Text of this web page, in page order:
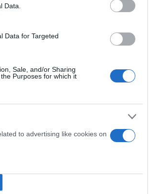
Data.
Data for Targeted
Sale, and/or Sharing
Purposes for which it
to advertising like cookies on